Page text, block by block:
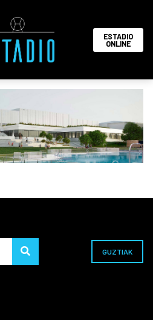
ESTADIO
ONLINE
GUZTIAK